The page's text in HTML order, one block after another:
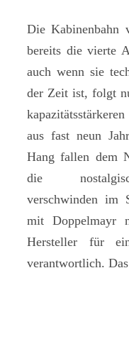
Die Kabinenbahn
bereits die vierte
auch wenn sie
der Zeit ist, folgt
aus fast neun
Hang fallen dem
die
verschwinden im
mit Doppelmayr
Hersteller für
verantwortlich.